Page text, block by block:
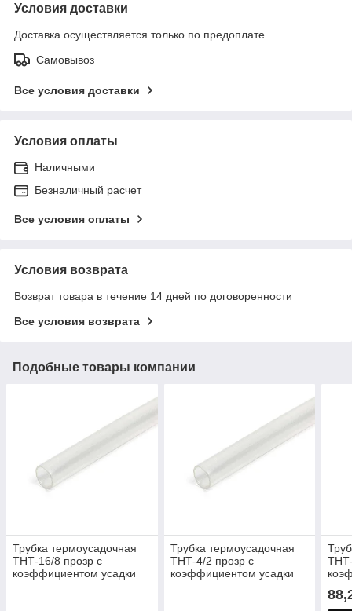
Условия доставки
Доставка осуществляется только по предоплате.
Самовывоз
Все условия доставки
Условия оплаты
Наличными
Безналичный расчет
Все условия оплаты
Условия возврата
Возврат товара в течение 14 дней по договоренности
Все условия возврата
Подобные товары компании
Трубка термоусадочная
ТНТ-16/8 прозр с
коэффициентом усадки
Трубка термоусадочная
ТНТ-4/2 прозр с
коэффициентом усадки